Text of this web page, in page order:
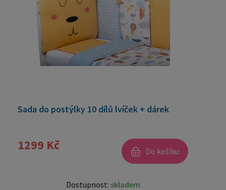
Sada do postýlky 10 dílů lvíček + dárek
1299 Kč Do košíku
Dostupnost: skladem